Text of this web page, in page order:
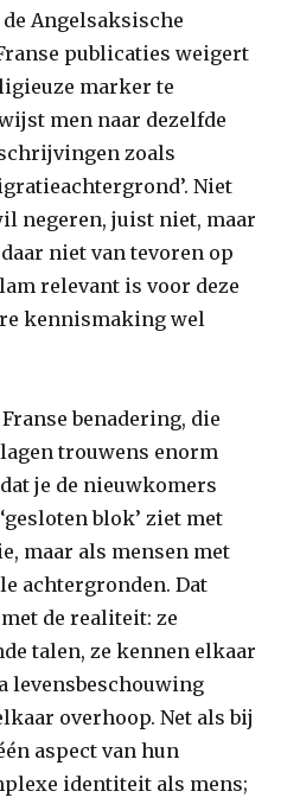
Angelsaksische
publicaties weigert
marker te
men naar dezelfde
zoals
Niet
negeren, juist niet, maar
niet van tevoren op
relevant is voor deze
kennismaking wel
benadering, die
trouwens enorm
je de nieuwkomers
blok’ ziet met
maar als mensen met
achtergronden. Dat
de realiteit: ze
talen, ze kennen elkaar
levensbeschouwing
overhoop. Net als bij
aspect van hun
identiteit als mens;